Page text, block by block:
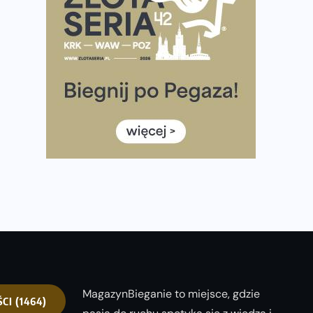
półmaratonem
Już w tę sobotę 35. Bieg Powstania Warszawskiego.
Wystartuje rekordowa liczba uczestników
poradnik przed startem
Ile razy w tygodniu biegać? 3 treningi wystarczą? Jak
często biegać, żeby robić postępy
Już w ten weekend! Przed nami Nocny Portowy
(1464)
MagazynBieganie to miejsce, gdzie